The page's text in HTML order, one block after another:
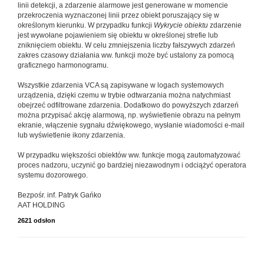
linii detekcji, a zdarzenie alarmowe jest generowane w momencie
przekroczenia wyznaczonej linii przez obiekt poruszający się w
określonym kierunku. W przypadku funkcji Wykrycie obiektu zdarzenie
jest wywołane pojawieniem się obiektu w określonej strefie lub
zniknięciem obiektu. W celu zmniejszenia liczby fałszywych zdarzeń
zakres czasowy działania ww. funkcji może być ustalony za pomocą
graficznego harmonogramu.
Wszystkie zdarzenia VCA są zapisywane w logach systemowych
urządzenia, dzięki czemu w trybie odtwarzania można natychmiast
obejrzeć odfiltrowane zdarzenia. Dodatkowo do powyższych zdarzeń
można przypisać akcję alarmową, np. wyświetlenie obrazu na pełnym
ekranie, włączenie sygnału dźwiękowego, wysłanie wiadomości e-mail
lub wyświetlenie ikony zdarzenia.
W przypadku większości obiektów ww. funkcje mogą zautomatyzować
proces nadzoru, uczynić go bardziej niezawodnym i odciążyć operatora
systemu dozorowego.
Bezpośr. inf. Patryk Gańko
AAT HOLDING
2621 odsłon